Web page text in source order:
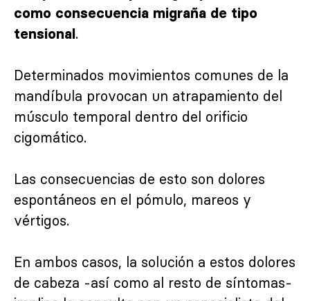
como consecuencia migraña de tipo
tensional.
Determinados movimientos comunes de la
mandíbula provocan un atrapamiento del
músculo temporal dentro del orificio
cigomático.
Las consecuencias de esto son dolores
espontáneos en el pómulo, mareos y
vértigos.
En ambos casos, la solución a estos dolores
de cabeza -así como al resto de síntomas-